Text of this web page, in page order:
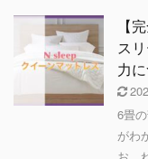
【
ス
力
6畳
がわ
お、